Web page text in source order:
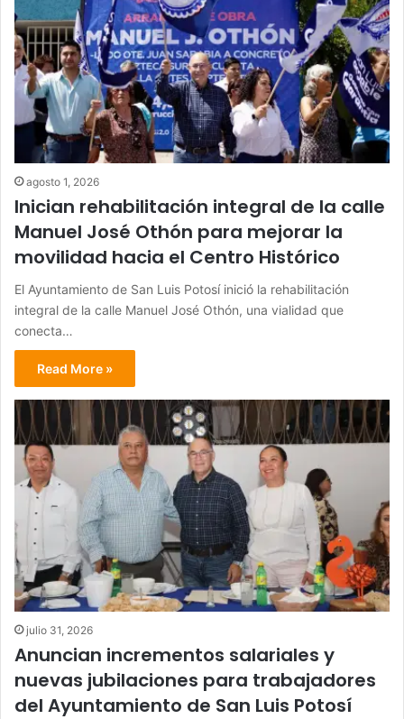
agosto 1, 2026
Inician rehabilitación integral de la calle
Manuel José Othón para mejorar la
movilidad hacia el Centro Histórico
El Ayuntamiento de San Luis Potosí inició la rehabilitación
integral de la calle Manuel José Othón, una vialidad que
conecta…
Read More »
julio 31, 2026
Anuncian incrementos salariales y
nuevas jubilaciones para trabajadores
del Ayuntamiento de San Luis Potosí